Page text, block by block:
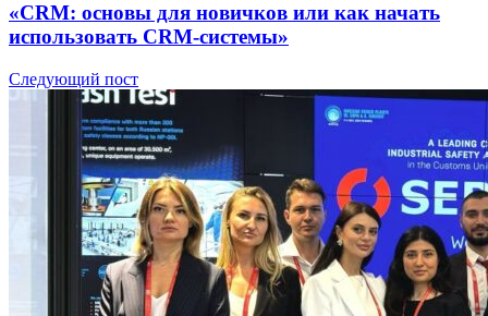
«CRM: основы для новичков или как начать
использовать CRM-системы»
Следующий пост